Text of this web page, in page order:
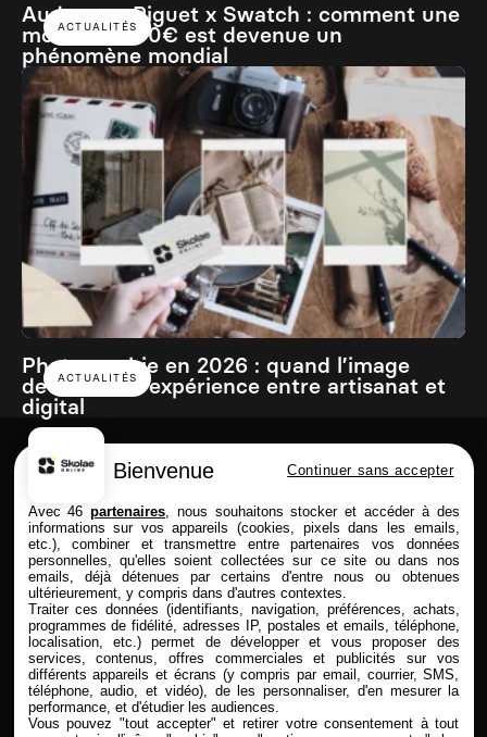
ACTUALITÉS
Audemars Piguet x Swatch : comment une
montre à 400€ est devenue un
phénomène mondial
ACTUALITÉS
Photographie en 2026 : quand l’image
devient une expérience entre artisanat et
digital
FORMATIONS
Commerce & Achat
Design & Photo
Comptabilité & Finance
Immobilier
Marketing & Communication
RH
SKOLAE ONLINE
Présentation
Enseignement à distance
Admission & Financement
Alternance & entreprise
Rythmes & contrats
Entreprises partenaires
Continuer sans accepter
Bienvenue
Avec 46partenaires , nous souhaitons stocker et accéder à des
informations sur vos appareils (cookies, pixels dans les emails,
etc.), combiner et transmettre entre partenaires vos données
personnelles, qu'elles soient collectées sur ce site ou dans nos
emails, déjà détenues par certains d'entre nous ou obtenues
ultérieurement, y compris dans d'autres contextes.
Traiter ces données (identifiants, navigation, préférences, achats,
programmes de fidélité, adresses IP, postales et emails, téléphone,
localisation, etc.) permet de développer et vous proposer des
services, contenus, offres commerciales et publicités sur vos
différents appareils et écrans (y compris par email, courrier, SMS,
téléphone, audio, et vidéo), de les personnaliser, d'en mesurer la
performance, et d'étudier les audiences.
Vous pouvez "tout accepter" et retirer votre consentement à tout